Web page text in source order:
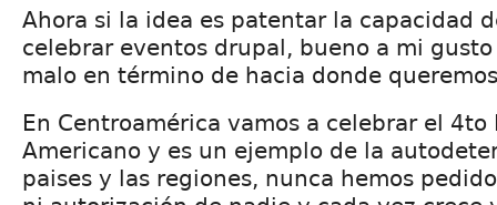
Ahora si la idea es patentar la capacidad
celebrar eventos drupal, bueno a mi
malo en término de hacia donde
En Centroamérica vamos a celebrar el 4to
Americano y es un ejemplo de la
paises y las regiones, nunca hemos